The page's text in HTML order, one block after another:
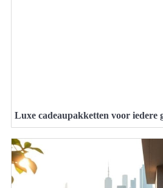
Luxe cadeaupakketten voor iedere